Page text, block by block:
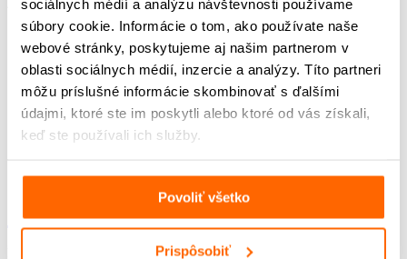
sociálnych médií a analýzu návštevnosti používame
súbory cookie. Informácie o tom, ako používate naše
webové stránky, poskytujeme aj našim partnerom v
oblasti sociálnych médií, inzercie a analýzy. Títo partneri
môžu príslušné informácie skombinovať s ďalšími
údajmi, ktoré ste im poskytli alebo ktoré od vás získali,
keď ste používali ich služby.
Povoliť všetko
Prispôsobiť
Marian Jaslovský
<